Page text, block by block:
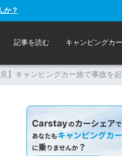
か？
記事を読む キャンピングカ
見】キャンピングカー旅で事故を